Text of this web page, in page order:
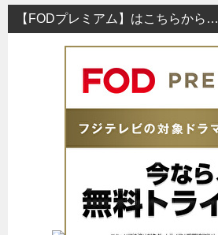
【FODプレミアム】はこちらから…